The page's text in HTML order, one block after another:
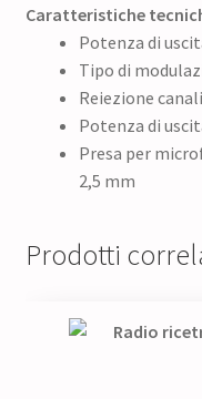
Caratteristiche
Potenza di
Tipo di
Reiezione
Potenza di
Presa per
2,5 mm
Prodotti